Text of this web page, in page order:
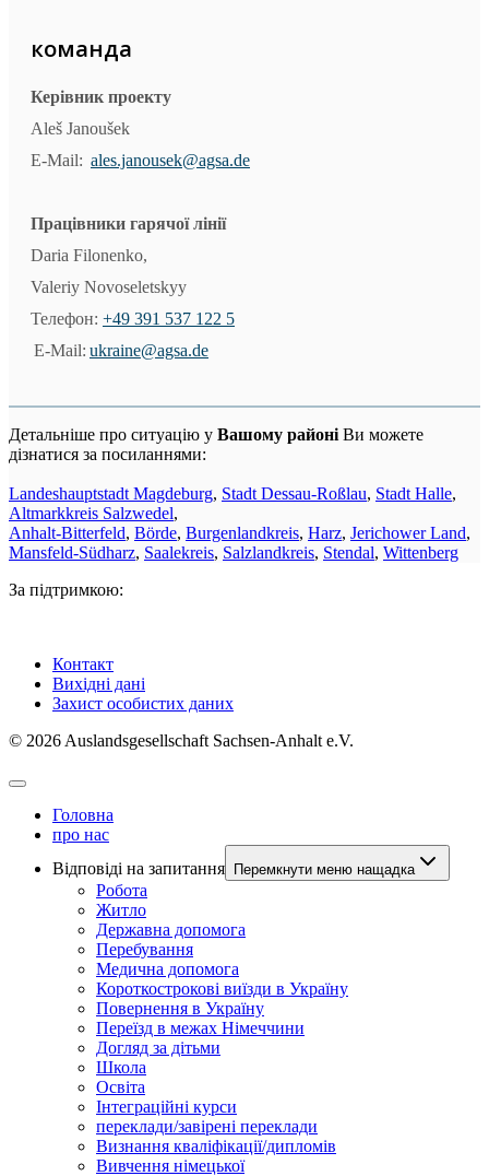
команда
Керівник проекту
Aleš Janoušek
E-Mail: ales.janousek@agsa.de
Працівники гарячої лінії
Daria Filonenko,
Valeriy Novoseletskyy
Телефон: +49 391 537 122 5
E-Mail: ukraine@agsa.de
Детальніше про ситуацію у Bашому районі Ви можете
дізнатися за посиланнями:
Landeshauptstadt Magdeburg, Stadt Dessau-Roßlau, Stadt Halle,
Altmarkkreis Salzwedel,
Anhalt-Bitterfeld, Börde, Burgenlandkreis, Harz, Jerichower Land,
Mansfeld-Südharz, Saalekreis, Salzlandkreis, Stendal, Wittenberg
За підтримкою:
Контакт
Вихідні дані
Захист особистих даних
© 2026 Auslandsgesellschaft Sachsen-Anhalt e.V.
Головна
про нас
Відповідi на запитання
Перемкнути меню нащадка
Робота
Житло
Державна допомога
Перебування
Медична допомога
Короткострокові виїзди в Україну
Повернення в Україну
Переїзд в межах Німеччини
Догляд за дiтьми
Школа
Освіта
Інтеграційні курси
переклади/завірені переклади
Визнання квалiфiкацiї/дипломiв
Вивчення нiмецької